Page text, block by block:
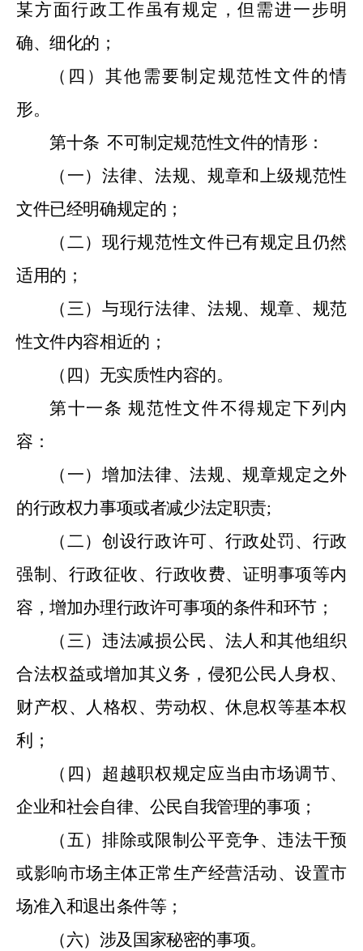
某方面行政工作虽有规定，但需进一步明
确、细化的；
（四）其他需要制定规范性文件的情
形。
第十条 不可制定规范性文件的情形：
（一）法律、法规、规章和上级规范性
文件已经明确规定的；
（二）现行规范性文件已有规定且仍然
适用的；
（三）与现行法律、法规、规章、规范
性文件内容相近的；
（四）无实质性内容的。
第十一条 规范性文件不得规定下列内
容：
（一）增加法律、法规、规章规定之外
的行政权力事项或者减少法定职责;
（二）创设行政许可、行政处罚、行政
强制、行政征收、行政收费、证明事项等内
容，增加办理行政许可事项的条件和环节；
（三）违法减损公民、法人和其他组织
合法权益或增加其义务，侵犯公民人身权、
财产权、人格权、劳动权、休息权等基本权
利；
（四）超越职权规定应当由市场调节、
企业和社会自律、公民自我管理的事项；
（五）排除或限制公平竞争、违法干预
或影响市场主体正常生产经营活动、设置市
场准入和退出条件等；
（六）涉及国家秘密的事项。